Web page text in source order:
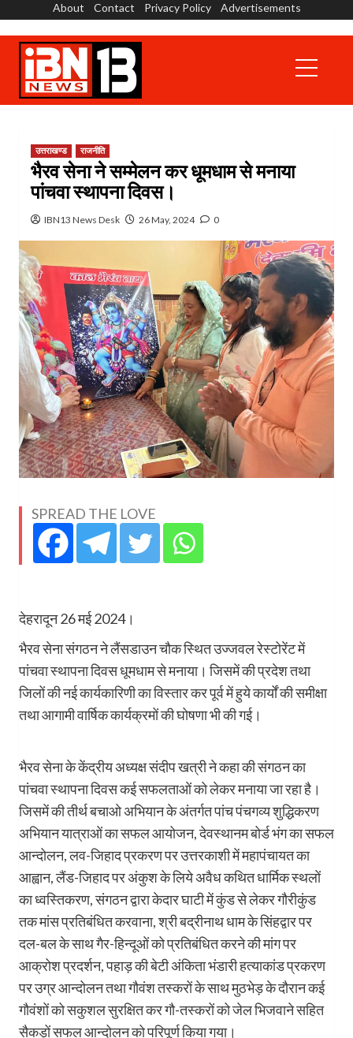
content
About Contact Privacy Policy Advertisements
Menu
उत्तराखण्ड राजनीति
भैरव सेना ने सम्मेलन कर धूमधाम से मनाया
पांचवा स्थापना दिवस।
IBN13 News Desk 26 May, 2024 0
SPREAD THE LOVE
देहरादून 26 मई 2024।
भैरव सेना संगठन ने लैंसडाउन चौक स्थित उज्जवल रेस्टोरेंट में
पांचवा स्थापना दिवस धूमधाम से मनाया। जिसमें की प्रदेश तथा
जिलों की नई कार्यकारिणी का विस्तार कर पूर्व में हुये कार्यों की समीक्षा
तथा आगामी वार्षिक कार्यक्रमों की घोषणा भी की गई।
भैरव सेना के केंद्रीय अध्यक्ष संदीप खत्री ने कहा की संगठन का
पांचवा स्थापना दिवस कई सफलताओं को लेकर मनाया जा रहा है।
जिसमें की तीर्थ बचाओ अभियान के अंतर्गत पांच पंचगव्य शुद्धिकरण
अभियान यात्राओं का सफल आयोजन, देवस्थानम बोर्ड भंग का सफल
आन्दोलन, लव-जिहाद प्रकरण पर उत्तरकाशी में महापंचायत का
आह्वान, लैंड-जिहाद पर अंकुश के लिये अवैध कथित धार्मिक स्थलों
का ध्वस्तिकरण, संगठन द्वारा केदार घाटी में कुंड से लेकर गौरीकुंड
तक मांस प्रतिबंधित करवाना, श्री बद्रीनाथ धाम के सिंहद्वार पर
दल-बल के साथ गैर-हिन्दूओं को प्रतिबंधित करने की मांग पर
आक्रोश प्रदर्शन, पहाड़ की बेटी अंकिता भंडारी हत्याकांड प्रकरण
पर उग्र आन्दोलन तथा गौवंश तस्करों के साथ मुठभेड़ के दौरान कई
गौवंशों को सकुशल सुरक्षित कर गौ-तस्करों को जेल भिजवाने सहित
सैकड़ों सफल आन्दोलन को परिपूर्ण किया गया।